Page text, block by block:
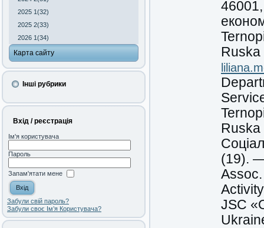
2025 1(32)
2025 2(33)
2026 1(34)
Карта сайту
Інші рубрики
Вхід / реєстрація
Ім'я користувача
Пароль
Запам'ятати мене
Забули свій пароль?
Забули своє Ім’я Користувача?
Ruska
Ruska
(19).
JSC